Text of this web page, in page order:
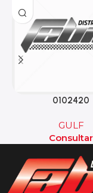
0102420
GULF
Consultar